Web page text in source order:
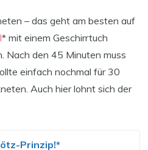
– das geht am besten auf
* mit einem Geschirrtuch
Nach den 45 Minuten muss
einfach nochmal für 30
Auch hier lohnt sich der
Prinzip!*